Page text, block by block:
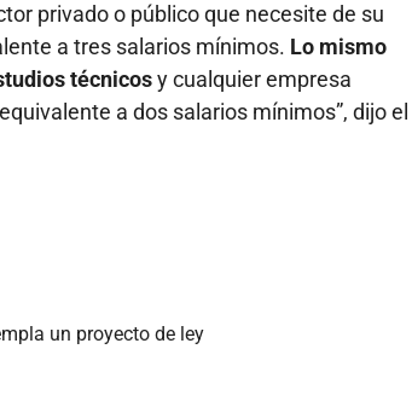
privado o público que necesite de su
a tres salarios mínimos. Lo mismo
técnicosy cualquier empresa
a dos salarios mínimos”, dijo el
un proyecto de ley